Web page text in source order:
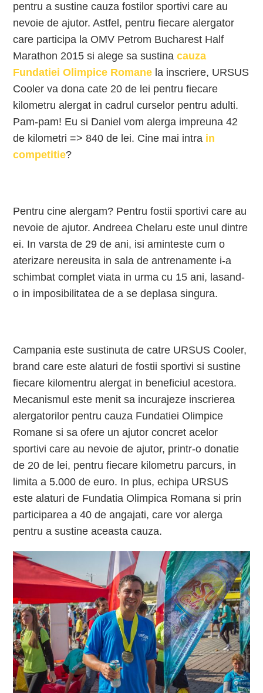
pentru a sustine cauza fostilor sportivi care au
nevoie de ajutor. Astfel, pentru fiecare alergator
care participa la OMV Petrom Bucharest Half
Marathon 2015 si alege sa sustinacauza
Fundatiei Olimpice Romane la inscriere, URSUS
Cooler va dona cate 20 de lei pentru fiecare
kilometru alergat in cadrul curselor pentru adulti.
Pam-pam! Eu si Daniel vom alerga impreuna 42
de kilometri => 840 de lei. Cine mai intra in
competitie?
Pentru cine alergam? Pentru fostii sportivi care au
nevoie de ajutor. Andreea Chelaru este unul dintre
ei. In varsta de 29 de ani, isi aminteste cum o
aterizare nereusita in sala de antrenamente i-a
schimbat complet viata in urma cu 15 ani, lasand-
o in imposibilitatea de a se deplasa singura.
Campania este sustinuta de catre URSUS Cooler,
brand care este alaturi de fostii sportivi si sustine
fiecare kilomentru alergat in beneficiul acestora.
Mecanismul este menit sa incurajeze inscrierea
alergatorilor pentru cauza Fundatiei Olimpice
Romane si sa ofere un ajutor concret acelor
sportivi care au nevoie de ajutor, printr-o donatie
de 20 de lei, pentru fiecare kilometru parcurs, in
limita a 5.000 de euro. In plus, echipa URSUS
este alaturi de Fundatia Olimpica Romana si prin
participarea a 40 de angajati, care vor alerga
pentru a sustine aceasta cauza.